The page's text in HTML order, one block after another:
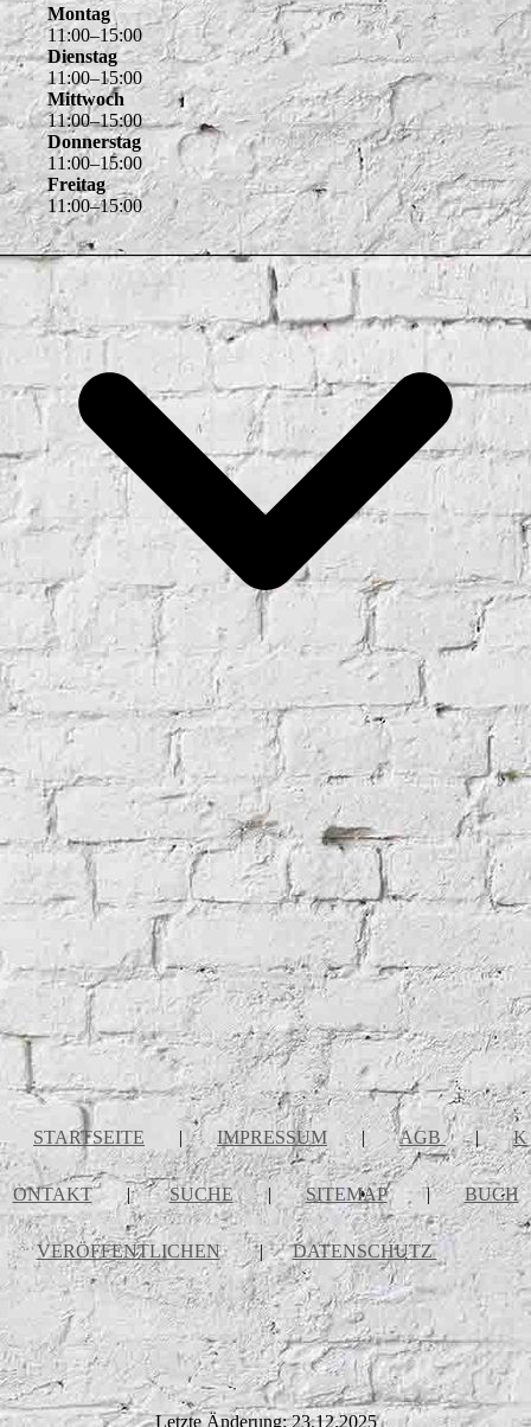
Montag
11:00–15:00
Dienstag
11:00–15:00
Mittwoch
11:00–15:00
Donnerstag
11 :00–15:00
Freitag
11:00–15:00
STARTSEITE | IMPRESSUM | AGB | K
ONTAKT | SUCHE | SITEMAP | BUCH
VERÖFFENTLICHEN | DATENSCHUTZ
Letzte Änderung: 23.12.2025